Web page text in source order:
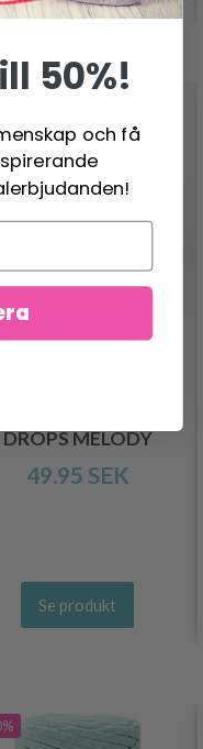
DROPS MELODY
49.95 SEK
Se produkt
50%!
och få